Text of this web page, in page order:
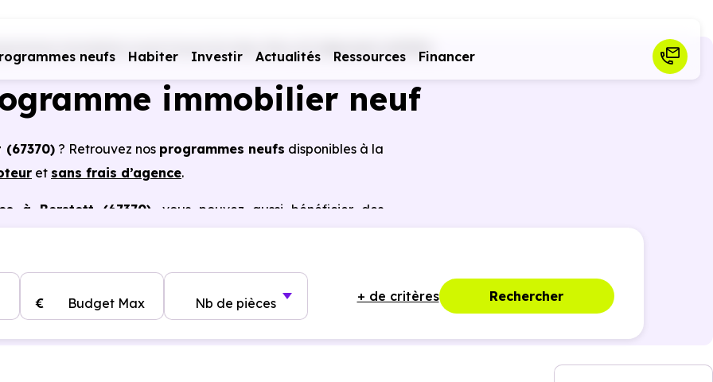
neufs Habiter Investir Actualités Ressources Financer
immobiliers neufs Grand Est Bas-Rhin (67) Berstett (67370)
immobilier neuf
? Retrouvez nos programmes neufs disponibles à la
et sans frais d’agence.
à Berstett (67370) , vous pouvez aussi bénéficier des
Budget Max
€ Nb de pièces + de critères Rechercher